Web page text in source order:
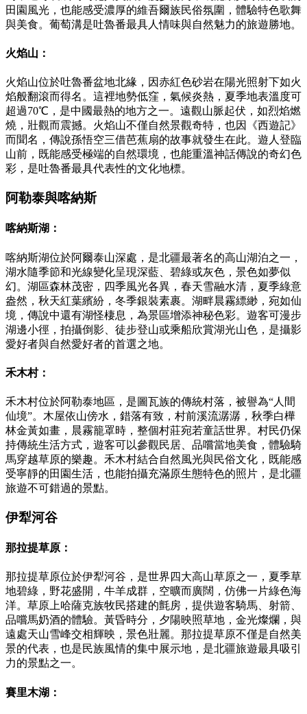
田園風光，也能感受濃厚的維吾爾族民俗氛圍，體驗特色歌舞
與美食。葡萄溝是吐魯番最具人情味與自然魅力的旅遊勝地。
火焰山：
火焰山位於吐魯番盆地北緣，因赤紅色砂岩在陽光照射下如火
焰般翻滾而得名。這裡地勢低窪，氣候炎熱，夏季地表溫度可
超過70℃，是中國最熱的地方之一。遠觀山脈起伏，如烈焰燃
燒，壯觀而震撼。火焰山不僅自然景觀奇特，也因《西遊記》
而聞名，傳說孫悟空三借芭蕉扇的故事就發生在此。遊人登臨
山前，既能感受極端的自然環境，也能重溫神話傳說的奇幻色
彩，是吐魯番最具代表性的文化地標。
阿勒泰與喀納斯
喀納斯湖：
喀納斯湖位於阿爾泰山深處，是北疆最著名的高山湖泊之一，
湖水隨季節和光線變化呈現深藍、碧綠或灰色，景色如夢似
幻。湖區森林茂密，四季風光各異，春天雪融水清，夏季綠意
盎然，秋天紅葉繽紛，冬季銀裝素裹。湖畔晨霧縹緲，宛如仙
境，傳說中還有湖怪棲息，為景區增添神秘色彩。遊客可漫步
湖邊小徑，拍攝倒影、徒步登山或乘船欣賞湖光山色，是攝影
愛好者與自然愛好者的首選之地。
禾木村：
禾木村位於阿勒泰地區，是圖瓦族的傳統村落，被譽為“人間
仙境”。木屋依山傍水，錯落有致，村前溪流潺潺，秋季白樺
林金黃如畫，晨霧籠罩時，整個村莊宛若童話世界。村民仍保
持傳統生活方式，遊客可以參觀民居、品嚐當地美食，體驗騎
馬穿越草原的樂趣。禾木村結合自然風光與民俗文化，既能感
受寧靜的田園生活，也能拍攝充滿原生態特色的照片，是北疆
旅遊不可錯過的景點。
伊犁河谷
那拉提草原：
那拉提草原位於伊犁河谷，是世界四大高山草原之一，夏季草
地碧綠，野花盛開，牛羊成群，空曠而廣闊，仿佛一片綠色海
洋。草原上哈薩克族牧民搭建的氈房，提供遊客騎馬、射箭、
品嚐馬奶酒的體驗。黃昏時分，夕陽映照草地，金光燦爛，與
遠處天山雪峰交相輝映，景色壯麗。那拉提草原不僅是自然美
景的代表，也是民族風情的集中展示地，是北疆旅遊最具吸引
力的景點之一。
賽里木湖：